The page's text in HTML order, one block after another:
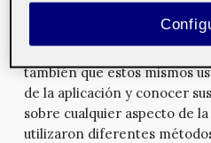
motivo utilizarán la
necesidades que les
también que estos mismos
de la aplicación y conocer
sobre cualquier aspecto de
utilizaron diferentes